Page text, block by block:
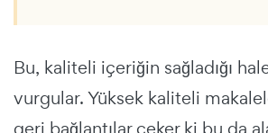
Bu, kaliteli içeriğin sağladığı
vurgular. Yüksek kaliteli